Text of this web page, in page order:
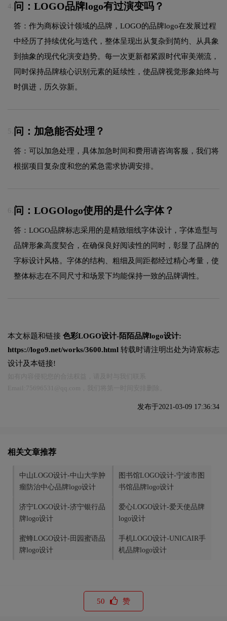
4. 问：LOGO品牌logo有过演变吗？
答：作为商标设计领域的品牌，LOGO的品牌logo在发展过程
中经历了持续优化与迭代，整体呈现出从复杂到简约、从具象
到抽象的现代化演变趋势。每一次更新都紧跟时代审美潮流，
同时保持品牌核心识别元素的延续性，使品牌视觉形象始终与
时俱进，历久弥新。
5. 问：加急能否处理？
答：可以加急处理，具体加急时间和费用请咨询客服，我们将
根据项目复杂度和您的紧急需求协调安排。
6. 问：LOGOlogo使用的是什么字体？
答：LOGO品牌标志采用的是精致细线字体设计，字体造型与
品牌形象高度契合，在确保良好阅读性的同时，彰显了品牌的
字标设计风格。字体的结构、粗细及间距都经过精心考量，使
整体标志在不同尺寸和场景下均能保持一致的品牌调性。
本文标题和链接 色彩LOGO设计-陌陌品牌logo设计:
https://logo9.net/works/3600.html 转载时请注明出处为诗宸标志
设计及本链接!
发布于2021-03-09 17:36:34
相关文章推荐
中山LOGO设计-中山大学肿
瘤防治中心品牌logo设计
图书馆LOGO设计-宁波市图
书馆品牌logo设计
济宁LOGO设计-济宁银行品
牌logo设计
爱心LOGO设计-爱天使品牌
logo设计
蜜蜂LOGO设计-田园蜜语品
牌logo设计
手机LOGO设计-UNICAIR手
机品牌logo设计
50 赞